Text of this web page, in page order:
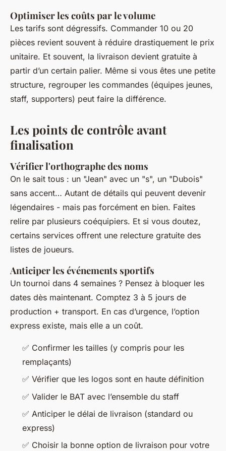
Optimiser les coûts par le volume
Les tarifs sont dégressifs. Commander 10 ou 20
pièces revient souvent à réduire drastiquement le prix
unitaire. Et souvent, la livraison devient gratuite à
partir d’un certain palier. Même si vous êtes une petite
structure, regrouper les commandes (équipes jeunes,
staff, supporters) peut faire la différence.
Les points de contrôle avant
finalisation
Vérifier l'orthographe des noms
On le sait tous : un "Jean" avec un "s", un "Dubois"
sans accent… Autant de détails qui peuvent devenir
légendaires - mais pas forcément en bien. Faites
relire par plusieurs coéquipiers. Et si vous doutez,
certains services offrent une relecture gratuite des
listes de joueurs.
Anticiper les événements sportifs
Un tournoi dans 4 semaines ? Pensez à bloquer les
dates dès maintenant. Comptez 3 à 5 jours de
production + transport. En cas d’urgence, l’option
express existe, mais elle a un coût.
✅ Confirmer les tailles (y compris pour les
remplaçants)
✅ Vérifier que les logos sont en haute définition
✅ Valider le BAT avec l’ensemble du staff
✅ Anticiper le délai de livraison (standard ou
express)
✅ Choisir la bonne option de livraison pour votre